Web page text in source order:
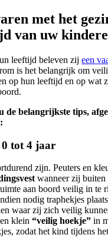
met het
van uw
leeftijd beleven zij een
is het belangrijk om
op hun leeftijd en op wat
de belangrijkste tips,
tot 4 jaar
zijn. Peuters en
wanneer zij buiten
aan boord veilig in te
nodig traphekjes
waar zij zich veilig
klein “veilig hoekje” in
zodat het kind tijdens